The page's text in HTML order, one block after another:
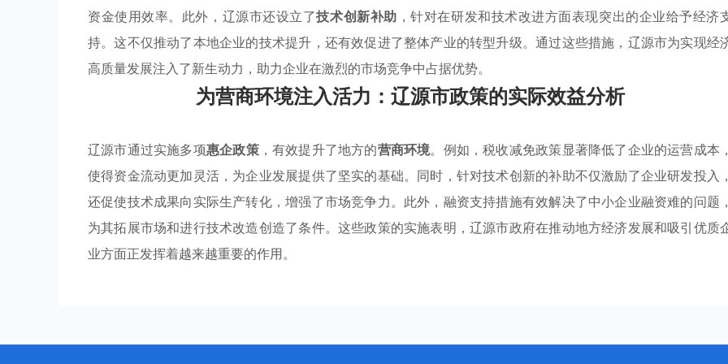
资金使用效率。此外，辽源市还设立了技术创新补助 ，针对在研发和技术改进方面表现突出的企业给予经济
持。这不仅推动了本地企业的技术提升，还有效促进了整体产业的转型升级。通过这些措施，辽源市为实现经
高质量发展注入了新生动力，助力企业在激烈的市场竞争中占据优势。
为营商环境注入活力：辽源市政策的实际效益分析
辽源市通过实施多项惠企政策，有效提升了地方的营商环境。例如，税收减免政策显著降低了企业的运营成本，
使得资金流动更加灵活，为企业发展提供了坚实的基础。同时，针对技术创新的补助不仅激励了企业研发投入，
还促使技术成果向实际生产转化，增强了市场竞争力。此外，融资支持措施有效解决了中小企业融资难的问题，
为其拓展市场和进行技术改造创造了条件。这些政策的实施表明，辽源市政府在推动地方经济发展和吸引优质
业方面正发挥着越来越重要的作用。